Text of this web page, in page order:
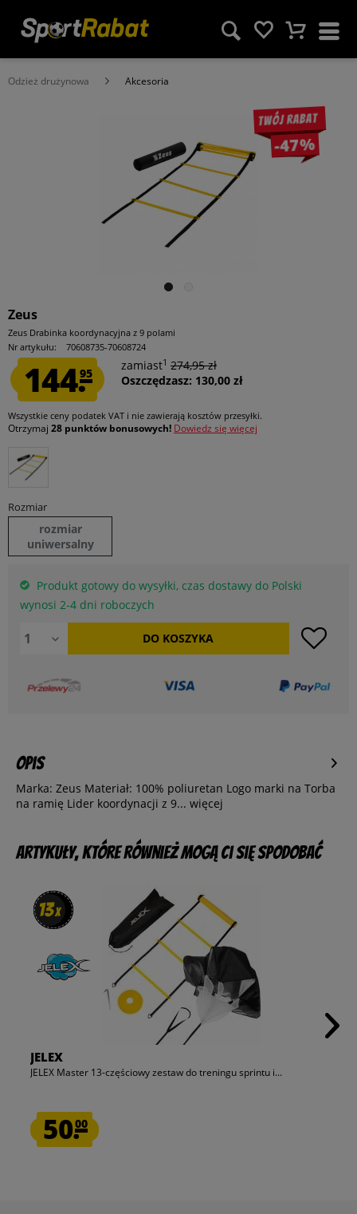
Odzież drużynowa Akcesoria
Twój rabat
-47%
Zeus
Zeus Drabinka koordynacyjna z 9 polami
Nr artykułu:
70608735-70608724
144.95
zamiast1 274,95 zł
Oszczędzasz: 130,00 zł
Wszystkie ceny podatek VAT i nie zawierają kosztów przesyłki.
Otrzymaj 28 punktów bonusowych! Dowiedz się więcej
Rozmiar
rozmiar
uniwersalny
Produkt gotowy do wysyłki, czas dostawy do Polski
wynosi 2-4 dni roboczych
DO KOSZYKA
Opis
Marka: Zeus Materiał: 100% poliuretan Logo marki na Torba
na ramię Lider koordynacji z 9... więcej
Artykuły, które również mogą Ci się spodobać
13x
13x
JELEX
JELEX Master 13-częściowy zestaw do treningu sprintu i...
50.00